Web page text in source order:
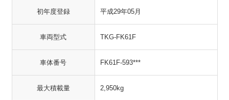
初年度登録 平成29年05月
車両型式 TKG-FK61F
車体番号 FK61F-593***
最大積載量 2,950kg